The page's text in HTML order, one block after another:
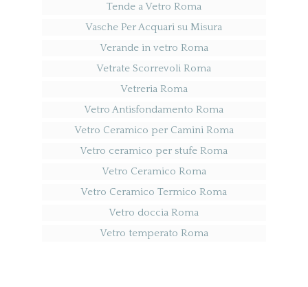
Tende a Vetro Roma
Vasche Per Acquari su Misura
Verande in vetro Roma
Vetrate Scorrevoli Roma
Vetreria Roma
Vetro Antisfondamento Roma
Vetro Ceramico per Camini Roma
Vetro ceramico per stufe Roma
Vetro Ceramico Roma
Vetro Ceramico Termico Roma
Vetro doccia Roma
Vetro temperato Roma